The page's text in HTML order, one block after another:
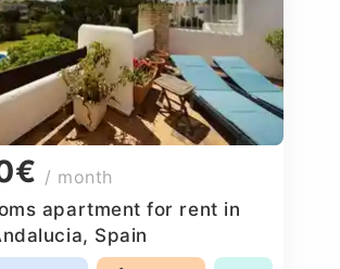
/ month
apartment for rent in
Spain